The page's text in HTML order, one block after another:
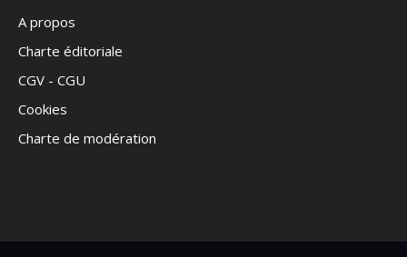
A propos
Charte éditoriale
CGV - CGU
Cookies
Charte de modération